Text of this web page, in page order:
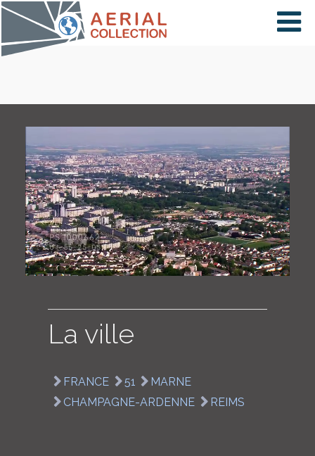
×
PAYS
CARTE
COLLECTIONS
La ville
FRANCE 51
MARNE
CHAMPAGNE-ARDENNE
REIMS